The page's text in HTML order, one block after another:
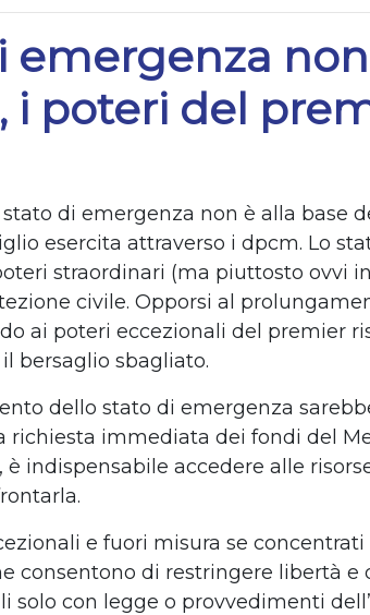
emergenza
i poteri del
di emergenza non è alla base
esercita attraverso i dpcm. Lo
straordinari (ma piuttosto ovvi
civile. Opporsi al
ai poteri eccezionali del premier
bersaglio sbagliato.
dello stato di emergenza
richiesta immediata dei fondi del
è indispensabile accedere alle
e fuori misura se
consentono di restringere libertà e
con legge o provvedimenti